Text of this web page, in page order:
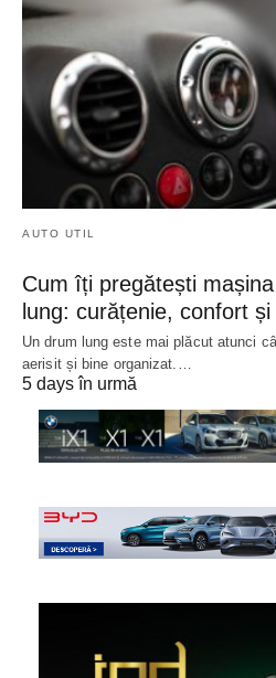
AUTO UTIL
Cum îți pregătești
lung: curățenie, confort
Un drum lung este mai plăcut atunci
aerisit și bine organizat.…
5 days în urmă